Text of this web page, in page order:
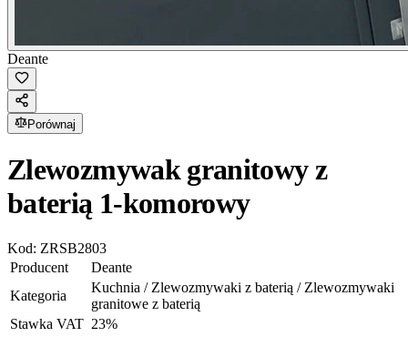
Deante
Porównaj
Zlewozmywak granitowy z
baterią 1-komorowy
Kod: ZRSB2803
Producent
Deante
Kategoria
Kuchnia / Zlewozmywaki z baterią / Zlewozmywaki
granitowe z baterią
Stawka VAT 23%